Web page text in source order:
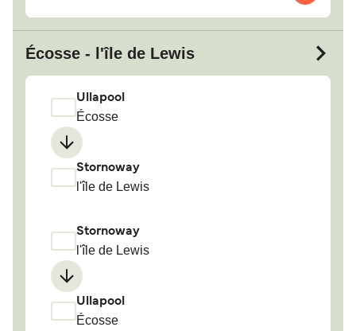
Écosse - l'île de Lewis
Ullapool
Écosse
Stornoway
l'île de Lewis
Stornoway
l'île de Lewis
Ullapool
Écosse